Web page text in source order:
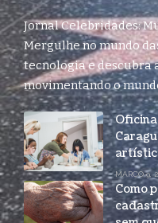
Jornal Celebridades:
Mergulhe no mundo
tecnologia e descubra
movimentando o
MARÇO 9,
Como